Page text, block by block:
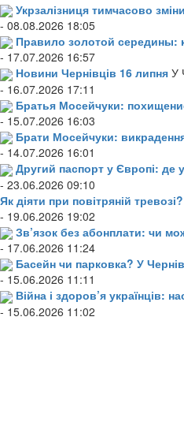
Укрзалізниця тимчасово
- 08.08.2026 18:05
Правило золотой середины:
- 17.07.2026 16:57
Новини Чернівців 16 липня У
- 16.07.2026 17:11
Братья Мосейчуки:
- 15.07.2026 16:03
Брати Мосейчуки:
- 14.07.2026 16:01
Другий паспорт у Європі: де
- 23.06.2026 09:10
Як діяти при повітряній тревозі?
- 19.06.2026 19:02
Зв’язок без абонплати: чи
- 17.06.2026 11:24
Басейн чи парковка? У
- 15.06.2026 11:11
Війна і здоров’я українців:
- 15.06.2026 11:02